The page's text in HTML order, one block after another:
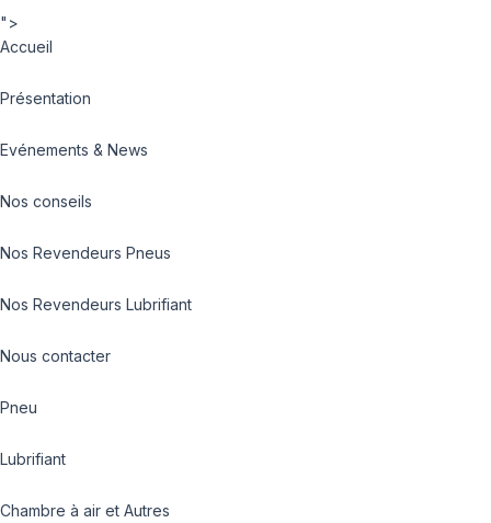
">
Accueil
Présentation
Evénements & News
Nos conseils
Nos Revendeurs Pneus
Nos Revendeurs Lubrifiant
Nous contacter
Pneu
Lubrifiant
Chambre à air et Autres